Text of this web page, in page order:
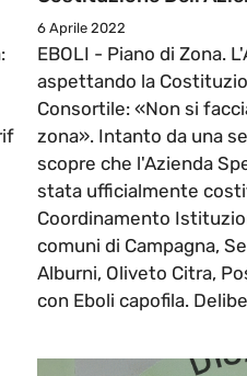
6 Aprile 2022
EBOLI - Piano di Zona.
aspettando la
Consortile: «Non si
zona». Intanto da una
scopre che l'Azienda
stata ufficialmente
Coordinamento
comuni di Campagna,
Alburni, Oliveto Citra,
con Eboli capofila.